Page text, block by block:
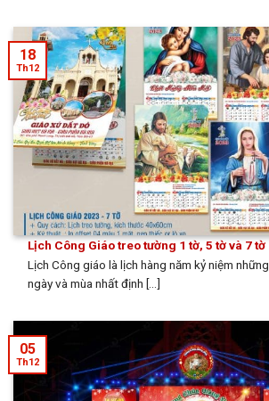
Lịch Công Giáo treo tường 1 tờ, 5 tờ và 7 tờ
Lịch Công giáo là lịch hàng năm kỷ niệm những
ngày và mùa nhất định [...]
18
Th12
05
Th12